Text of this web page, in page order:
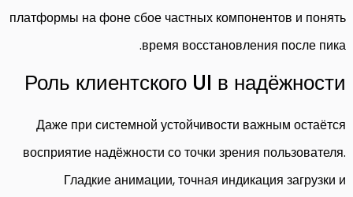
платформы на фоне сбое частных компонентов и понять
время восстановления после пика.
Роль клиентского UI в надёжности
Даже при системной устойчивости важным остаётся
восприятие надёжности со точки зрения пользователя.
Гладкие анимации, точная индикация загрузки и